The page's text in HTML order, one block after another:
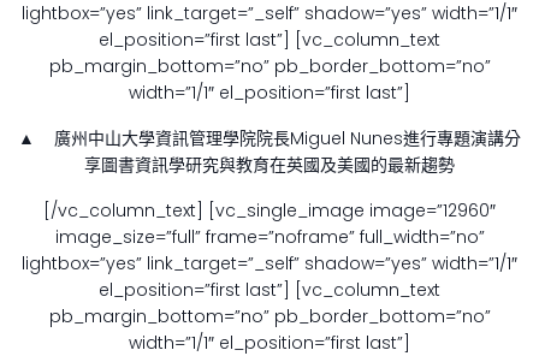
lightbox=”yes” link_target=”_self” shadow=”yes” width=”1/1″
el_position=”first last”] [vc_column_text
pb_margin_bottom=”no” pb_border_bottom=”no”
width=”1/1″ el_position=”first last”]
▲ 廣州中山大學資訊管理學院院長Miguel Nunes進行專題演講分
享圖書資訊學研究與教育在英國及美國的最新趨勢
[/vc_column_text] [vc_single_image image=”12960″
image_size=”full” frame=”noframe” full_width=”no”
lightbox=”yes” link_target=”_self” shadow=”yes” width=”1/1″
el_position=”first last”] [vc_column_text
pb_margin_bottom=”no” pb_border_bottom=”no”
width=”1/1″ el_position=”first last”]